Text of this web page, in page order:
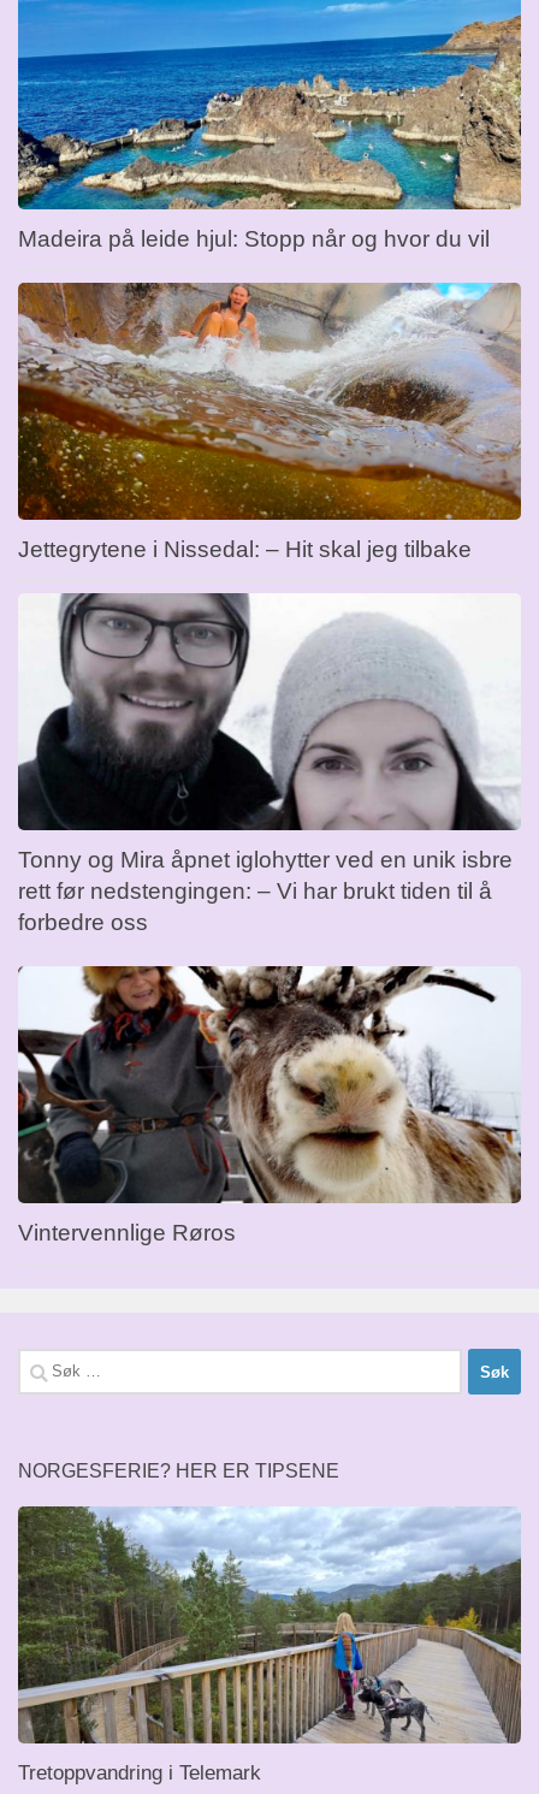
Madeira på leide hjul: Stopp når og hvor du vil
Jettegrytene i Nissedal: – Hit skal jeg tilbake
Tonny og Mira åpnet iglohytter ved en unik isbre
rett før nedstengingen: – Vi har brukt tiden til å
forbedre oss
Vintervennlige Røros
Søk
etter:
NORGESFERIE? HER ER TIPSENE
Tretoppvandring i Telemark